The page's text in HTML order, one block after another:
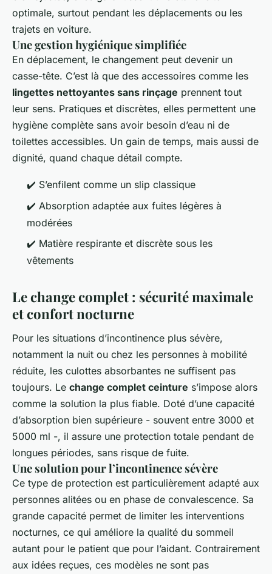
optimale, surtout pendant les déplacements ou les
trajets en voiture.
Une gestion hygiénique simplifiée
En déplacement, le changement peut devenir un
casse-tête. C’est là que des accessoires comme les
lingettes nettoyantes sans rinçage prennent tout
leur sens. Pratiques et discrètes, elles permettent une
hygiène complète sans avoir besoin d’eau ni de
toilettes accessibles. Un gain de temps, mais aussi de
dignité, quand chaque détail compte.
✔️ S’enfilent comme un slip classique
✔️ Absorption adaptée aux fuites légères à
modérées
✔️ Matière respirante et discrète sous les
vêtements
Le change complet : sécurité maximale
et confort nocturne
Pour les situations d’incontinence plus sévère,
notamment la nuit ou chez les personnes à mobilité
réduite, les culottes absorbantes ne suffisent pas
toujours. Le change complet ceinture s’impose alors
comme la solution la plus fiable. Doté d’une capacité
d’absorption bien supérieure - souvent entre 3000 et
5000 ml -, il assure une protection totale pendant de
longues périodes, sans risque de fuite.
Une solution pour l’incontinence sévère
Ce type de protection est particulièrement adapté aux
personnes alitées ou en phase de convalescence. Sa
grande capacité permet de limiter les interventions
nocturnes, ce qui améliore la qualité du sommeil
autant pour le patient que pour l’aidant. Contrairement
aux idées reçues, ces modèles ne sont pas